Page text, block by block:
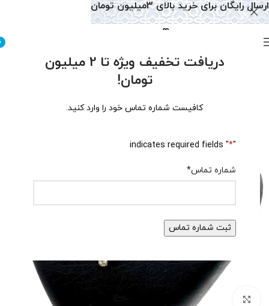
دریافت تخفیف ویژه تا 2 میلیون
تومان!
کافیست شماره تماس خود را وارد کنید.
"
*
" indicates required fields
شماره تماس*
برای بزرگنمایی کلیک کنید
ارسال رایگان برای خرید بالای 3میلیون تومان